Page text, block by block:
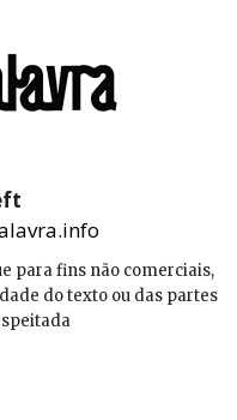
para fins não comerciais,
do texto ou das partes